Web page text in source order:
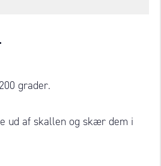
grader.
ud af skallen og skær dem i